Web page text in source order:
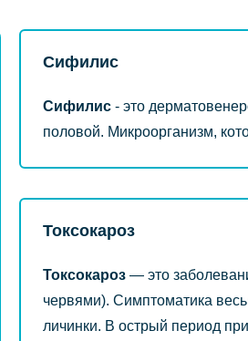
Сифилис
Сифилис - это
половой. Микроорганизм,
Токсокароз
Токсокароз ― это
червями). Симптоматика
личинки. В острый период